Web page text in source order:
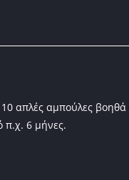
απλές αμπούλες
π.χ. 6 μήνες.